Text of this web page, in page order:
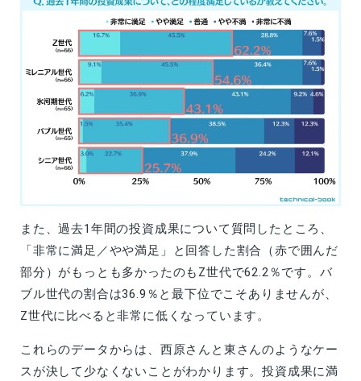
また、過去1年間の投資成果について質問したところ、
「非常に満足／やや満足」と回答した割合（赤で囲んだ
部分）がもっとも多かったのもZ世代で62.2％です。バ
ブル世代の割合は36.9％と最下位でこそありませんが、
Z世代に比べると非常に低くなっています。
これらのデータからは、西原さんと東さんのようなケー
スが決して少なくないことがわかります。投資成果に満